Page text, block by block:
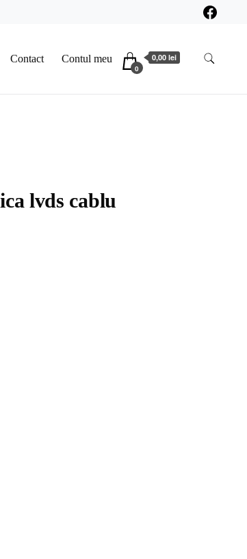
Contact Contul meu
0
0,00 lei
lvds cablu